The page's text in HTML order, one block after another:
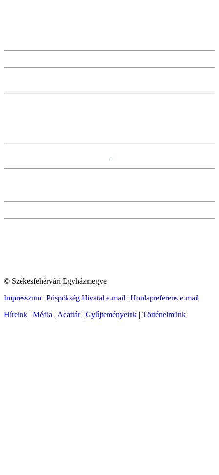
© Székesfehérvári Egyházmegye
Impresszum | Püspökség Hivatal e-mail | Honlapreferens e-mail
Híreink | Média | Adattár| Gyűjteményeink | Történelmünk